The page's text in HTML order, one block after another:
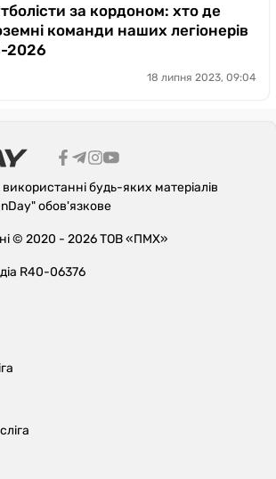
за кордоном: хто де
команди наших легіонерів
2026
18 липня 2023, 09:04
будь-яких матеріалів
обов'язкове
© 2020 - 2026 ТОВ «ПМХ»
R40-06376